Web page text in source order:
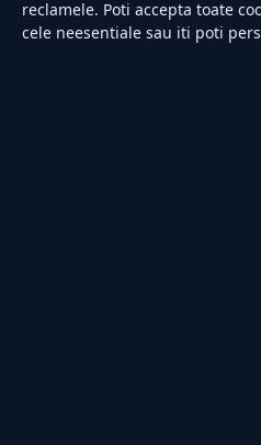
RUBRICI
reclamele. Poti accepta toate
cele neesentiale sau iti poti